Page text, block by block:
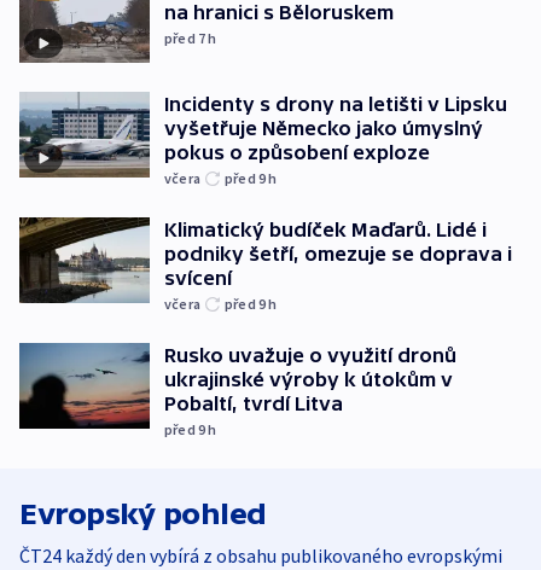
na hranici s Běloruskem
před 7h
Incidenty s drony na letišti v Lipsku
vyšetřuje Německo jako úmyslný
pokus o způsobení exploze
včera před 9h
Klimatický budíček Maďarů. Lidé i
podniky šetří, omezuje se doprava i
svícení
včera před 9h
Rusko uvažuje o využití dronů
ukrajinské výroby k útokům v
Pobaltí, tvrdí Litva
před 9h
Evropský pohled
ČT24 každý den vybírá z obsahu publikovaného evropskými